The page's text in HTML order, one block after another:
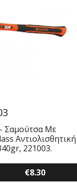
Σαμούτσα Με
Αντιολισθητική
221003.
€8.30